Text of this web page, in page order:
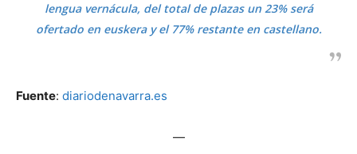
lengua vernácula, del total de plazas un 23% será
ofertado en euskera y el 77% restante en castellano.
Fuente: diariodenavarra.es
—